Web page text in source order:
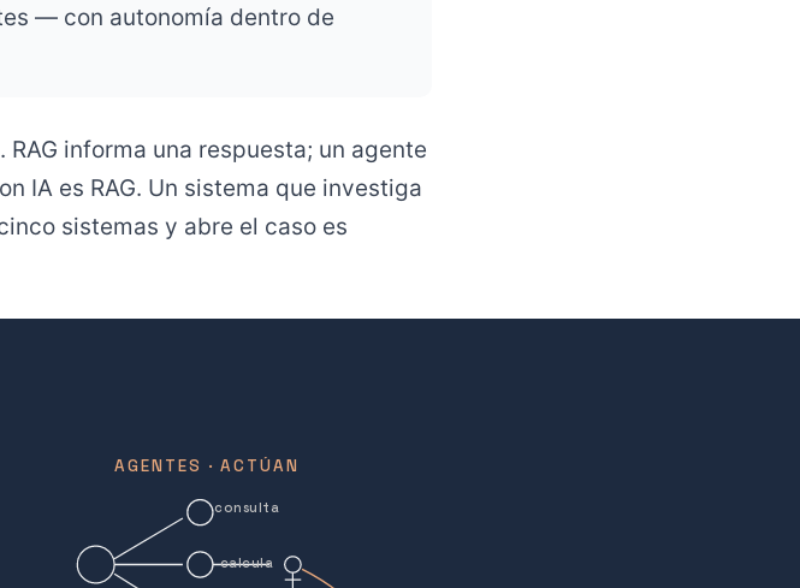
— con autonomía dentro de
informa una respuesta; un agente
IA es RAG. Un sistema que investiga
sistemas y abre el caso es
consulta
calcula
AGENTES · ACTÚAN